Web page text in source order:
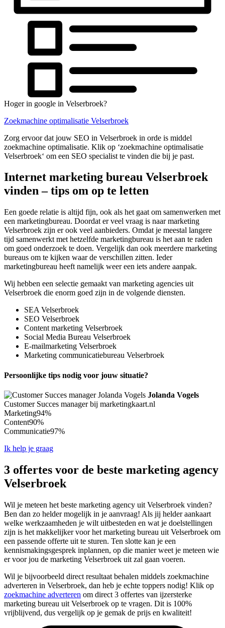
Hoger in google in Velserbroek?
Zoekmachine optimalisatie Velserbroek
Zorg ervoor dat jouw SEO in Velserbroek in orde is middel
zoekmachine optimalisatie. Klik op ‘zoekmachine optimalisatie
Velserbroek‘ om een SEO specialist te vinden die bij je past.
Internet marketing bureau Velserbroek
vinden – tips om op te letten
Een goede relatie is altijd fijn, ook als het gaat om samenwerken met
een marketingbureau. Doordat er veel vraag is naar marketing
Velserbroek zijn er ook veel aanbieders. Omdat je meestal langere
tijd samenwerkt met hetzelfde marketingbureau is het aan te raden
om goed onderzoek te doen. Vergelijk dan ook meerdere marketing
bureaus om te kijken waar de verschillen zitten. Ieder
marketingbureau heeft namelijk weer een iets andere aanpak.
Wij hebben een selectie gemaakt van marketing agencies uit
Velserbroek die enorm goed zijn in de volgende diensten.
SEA Velserbroek
SEO Velserbroek
Content marketing Velserbroek
Social Media Bureau Velserbroek
E-mailmarketing Velserbroek
Marketing communicatiebureau Velserbroek
Persoonlijke tips nodig voor jouw situatie?
Jolanda Vogels
Customer Succes manager bij marketingkaart.nl
Marketing94%
Content90%
Communicatie97%
Ik help je graag
3 offertes voor de beste marketing agency
Velserbroek
Wil je meteen het beste marketing agency uit Velserbroek vinden?
Ben dan zo helder mogelijk in je aanvraag! Als jij helder aankaart
welke werkzaamheden je wilt uitbesteden en wat je doelstellingen
zijn is het makkelijker voor het marketing bureau uit Velserbroek om
een passende offerte uit te sturen. Ten slotte kan je een
kennismakingsgesprek inplannen, op die manier weet je meteen wie
er voor jou de marketing Velserbroek uit zal gaan voeren.
Wil je bijvoorbeeld direct resultaat behalen middels zoekmachine
adverteren in Velserbroek, dan heb je echte toppers nodig! Klik op
zoekmachine adverteren om direct 3 offertes van ijzersterke
marketing bureau uit Velserbroek op te vragen. Dit is 100%
vrijblijvend, dus vergelijk op je gemak de prijs en kwaliteit!